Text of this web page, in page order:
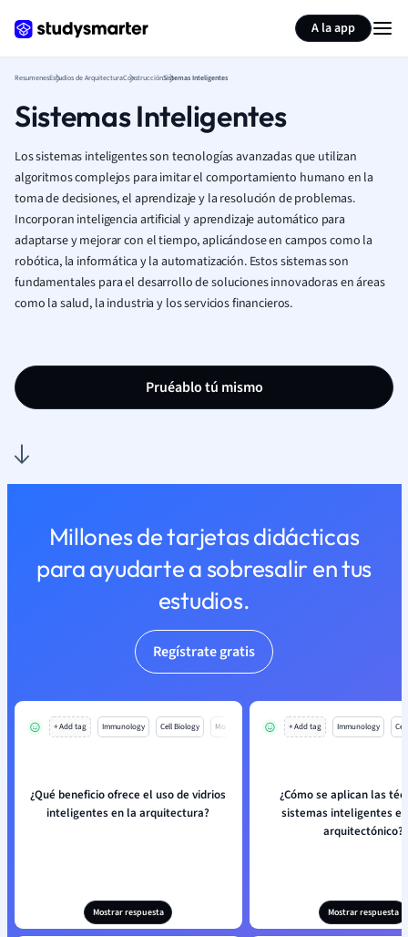
A la app
ResumenesEstudios de ArquitecturaConstrucciónSistemas Inteligentes
Sistemas Inteligentes
Los sistemas inteligentes son tecnologías avanzadas que utilizan
algoritmos complejos para imitar el comportamiento humano en la
toma de decisiones, el aprendizaje y la resolución de problemas.
Incorporan inteligencia artificial y aprendizaje automático para
adaptarse y mejorar con el tiempo, aplicándose en campos como la
robótica, la informática y la automatización. Estos sistemas son
fundamentales para el desarrollo de soluciones innovadoras en áreas
como la salud, la industria y los servicios financieros.
Pruéablo tú mismo
Millones de tarjetas didácticas
para ayudarte a sobresalir en tus
estudios.
Regístrate gratis
+ Add tag Immunology Cell Biology Mo
¿Qué beneficio ofrece el uso de vidrios
inteligentes en la arquitectura?
Mostrar respuesta
+ Add tag Immunology
¿Cómo se aplican las
sistemas inteligentes
arquitectónico?
Mostrar respuesta
Resumir página